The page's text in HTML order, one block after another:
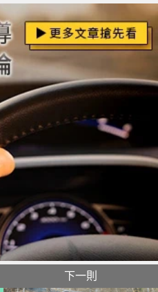
下一則